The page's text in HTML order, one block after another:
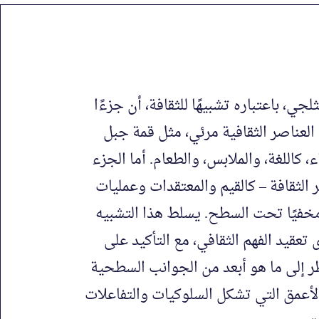
باعتباره تشبيهًا للثقافة، أن جزءًا
الثقافية مرئي، مثل قمة جبل
كاللغة، والملابس، والطعام. أما الجزء
– كالقيم والمعتقدات وعمليات
تحت السطح. يسلط هذا التشبيه
الفهم الثقافي، مع التأكيد على
إلى ما هو أبعد من الجوانب السطحية
التي تشكل السلوكيات والتفاعلات